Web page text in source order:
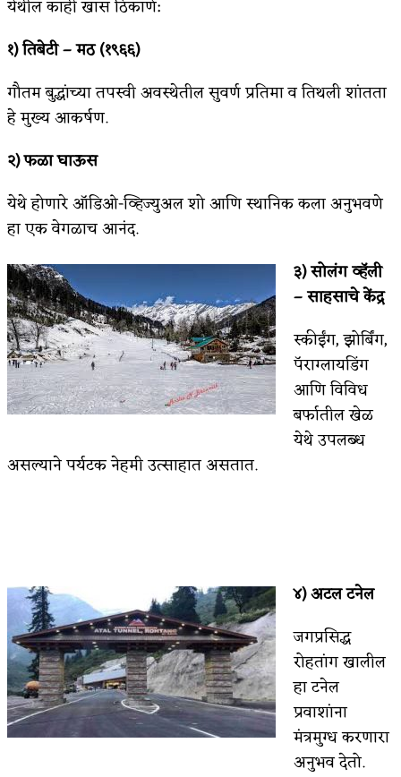
येथील काही खास ठिकाणे:
१) तिबेटी–मठ (१९६६)
गौतम बुद्धांच्या तपस्वी अवस्थेतील सुवर्ण प्रतिमा व तिथली शांतता
हे मुख्य आकर्षण.
२) फळा घाऊस
येथे होणारे ऑडिओ-व्हिज्युअल शो आणि स्थानिक कला अनुभवणे
हा एक वेगळाच आनंद.
३) सोलंग व्हॅली
–साहसाचे केंद्र
स्कीईंग, झोर्बिंग,
पॅराग्लायडिंग
आणि विविध
बर्फातील खेळ
येथे उपलब्ध
असल्याने पर्यटक नेहमी उत्साहात असतात.
४) अटल टनेल
जगप्रसिद्ध
रोहतांग खालील
हा टनेल
प्रवाशांना
मंत्रमुग्ध करणारा
अनुभव देतो.